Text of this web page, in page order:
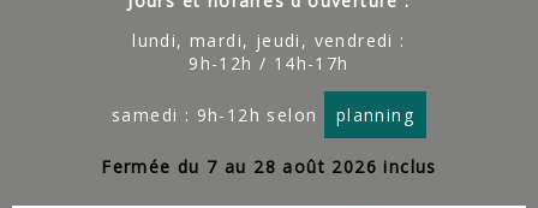
lundi, mardi, jeudi, vendredi :
9h-12h / 14h-17h
samedi : 9h-12h selon planning
Fermée du 7 au 28 août 2026 inclus